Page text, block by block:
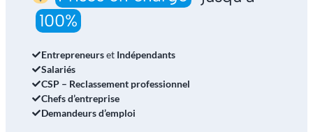
100%
Entrepreneurset Indépendants
Salariés
CSP – Reclassement professionnel
Chefs d’entreprise
Demandeurs d’emploi